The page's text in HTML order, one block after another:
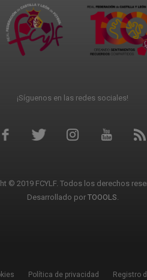
¡Síguenos en las redes sociales!
© 2019 FCYLF. Todos los derechos
Desarrollado por TOOOLS
Política de privacidad Registro